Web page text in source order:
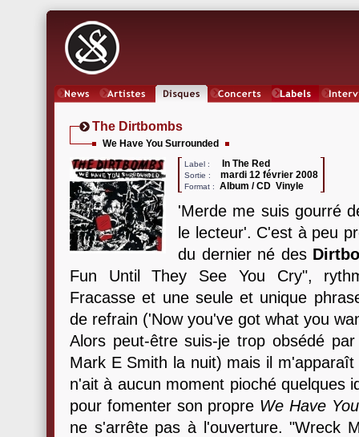
The Dirtbombs
We Have You Surrounded
Label : In The Red
Sortie : mardi 12 février 2008
Format : Album / CD Vinyle
'Merde me suis gourré
le lecteur'. C'est à peu
du dernier né des
Fun Until They See You Cry",
Fracasse et une seule et unique
de refrain ('Now you've got what you
Alors peut-être suis-je trop obsédé
Mark E Smith la nuit) mais il
n'ait à aucun moment pioché quelques
pour fomenter son propre We Have
ne s'arrête pas à l'ouverture. "Wreck